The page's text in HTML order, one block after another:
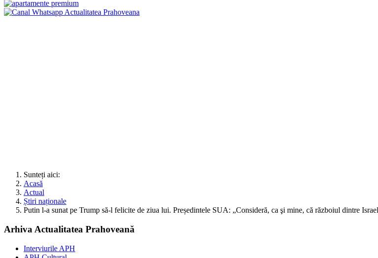
Sunteți aici:
Acasă
Actual
Știri naționale
Putin l-a sunat pe Trump să-l felicite de ziua lui. Președintele SUA: „Consideră, ca şi mine, că războiul dintre
Arhiva Actualitatea Prahoveană
Interviurile APH